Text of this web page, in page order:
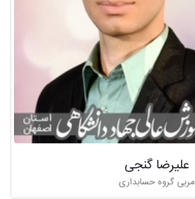
علیرضا گنجی
مربی گروه حسابداری